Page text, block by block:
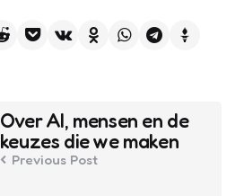
Over AI, mensen en de
keuzes die we maken
Previous Post